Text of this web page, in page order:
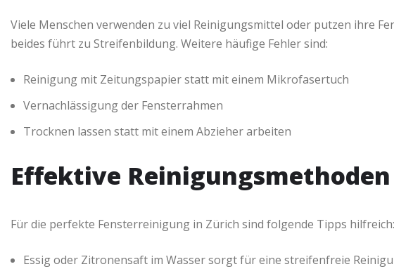
Viele Menschen verwenden zu viel Reinigungsmittel oder putzen ihre
beides führt zu Streifenbildung. Weitere häufige Fehler sind:
Reinigung mit Zeitungspapier statt mit einem Mikrofasertuch
Vernachlässigung der Fensterrahmen
Trocknen lassen statt mit einem Abzieher arbeiten
Effektive Reinigungsmethoden
Für die perfekte Fensterreinigung in Zürich sind folgende Tipps hilfreich:
Essig oder Zitronensaft im Wasser sorgt für eine streifenfreie